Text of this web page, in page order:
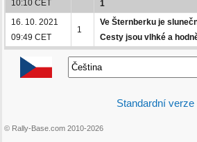
10:10 CET
1
16. 10. 2021
09:49 CET
1
Ve Šternberku je
Cesty jsou vlhké a
Standardní verze
© Rally-Base.com 2010-2026